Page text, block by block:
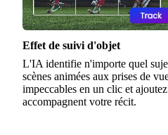
Effet de suivi d'objet
L'IA identifie n'importe quel
scènes animées aux prises de
impeccables en un clic et
accompagnent votre récit.